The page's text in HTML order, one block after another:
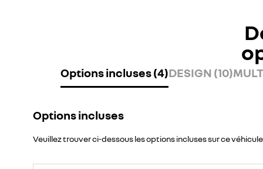
Options incluses (4)DESIGN (10)
Options incluses
Veuillez trouver ci-dessous les options incluses sur ce véhicule